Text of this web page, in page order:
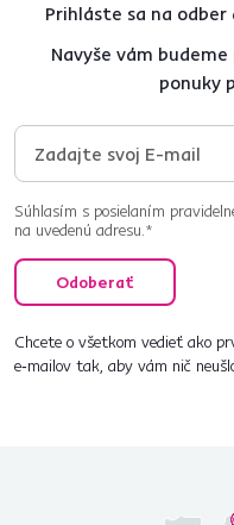
Prihláste sa na
Navyše vám
ponuky
Súhlasím s posielaním
na uvedenú adresu.*
Odoberať
Chcete o všetkom vedieť ako
e‑mailov tak, aby vám nič